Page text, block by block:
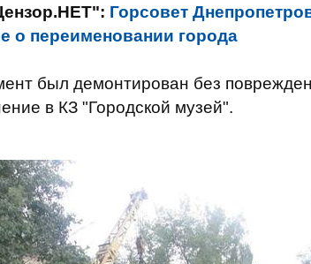
Горсовет
о переименовании города
был демонтирован без
в КЗ "Городской музей".